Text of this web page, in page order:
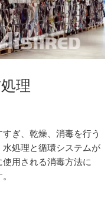
理
ぎ、乾燥、消毒を行う
処理と循環システムが
用される消毒方法に